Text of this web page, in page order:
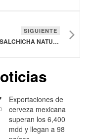
SIGUIENTE
APPLEGATE FARMS LANZA UNA NUEVA SALCHICHA NATURAL DE CERDO Y TERNERA
Exportaciones de
cerveza mexicana
superan los 6,400
mdd y llegan a 98